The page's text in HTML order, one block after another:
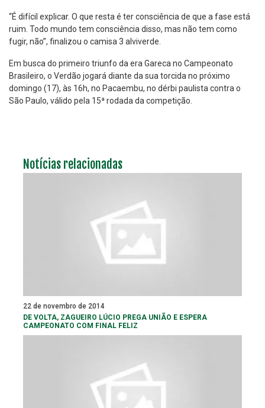
“É difícil explicar. O que resta é ter consciência de que a fase está
ruim. Todo mundo tem consciência disso, mas não tem como
fugir, não”, finalizou o camisa 3 alviverde.
Em busca do primeiro triunfo da era Gareca no Campeonato
Brasileiro, o Verdão jogará diante da sua torcida no próximo
domingo (17), às 16h, no Pacaembu, no dérbi paulista contra o
São Paulo, válido pela 15ª rodada da competição.
Notícias relacionadas
22 de novembro de 2014
DE VOLTA, ZAGUEIRO LÚCIO PREGA UNIÃO E ESPERA
CAMPEONATO COM FINAL FELIZ